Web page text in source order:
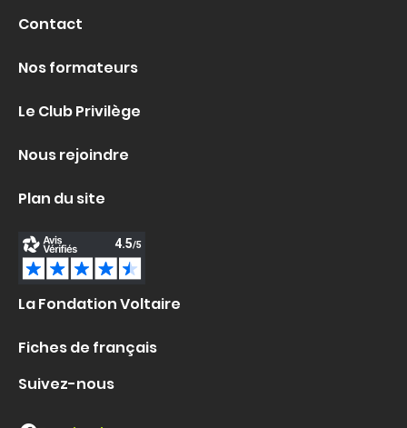
Contact
Nos formateurs
Le Club Privilège
Nous rejoindre
Plan du site
La Fondation Voltaire
Fiches de français
Suivez-nous